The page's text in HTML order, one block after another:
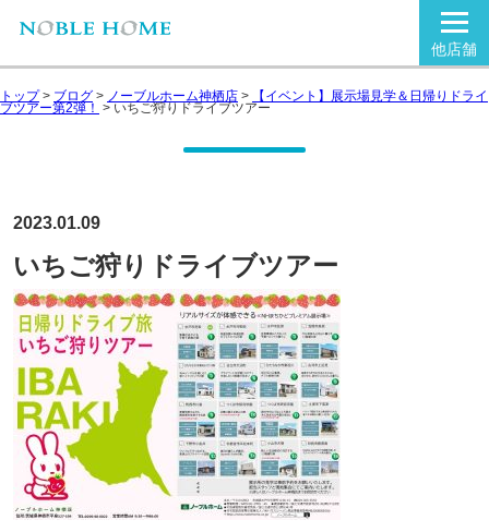
他店舗
トップ> ブログ > ノーブルホーム神栖店 > 【イベント】展示場見学＆日帰りドライ
ブツアー第2弾！ > いちご狩りドライブツアー
2023.01.09
いちご狩りドライブツアー